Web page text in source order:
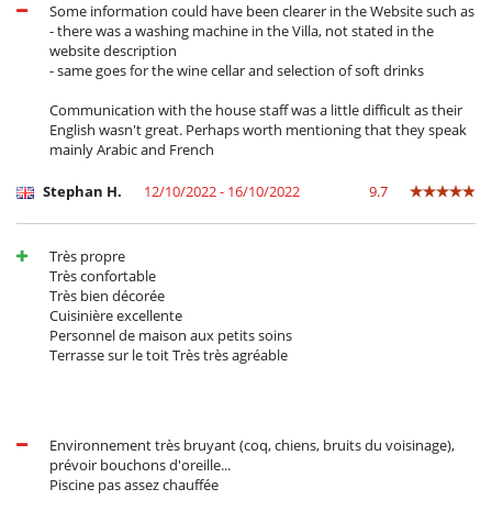
Some information could have been clearer in the Website such as
- there was a washing machine in the Villa, not stated in the
website description
- same goes for the wine cellar and selection of soft drinks
Communication with the house staff was a little difficult as their
English wasn't great. Perhaps worth mentioning that they speak
mainly Arabic and French
Stephan H. 12/10/2022 - 16/10/2022 9.7
Très propre
Très confortable
Très bien décorée
Cuisinière excellente
Personnel de maison aux petits soins
Terrasse sur le toit Très très agréable
Environnement très bruyant (coq, chiens, bruits du voisinage),
prévoir bouchons d'oreille...
Piscine pas assez chauffée